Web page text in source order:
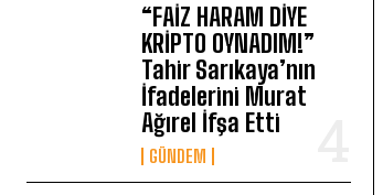
“FAİZ HARAM DİYE
KRİPTO OYNADIM!”
Tahir Sarıkaya’nın
İfadelerini Murat
Ağırel İfşa Etti
GÜNDEM